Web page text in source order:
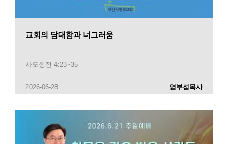
교회의 담대함과 너그러움
사도행전 4:23~35
2026-06-28 염부섭목사